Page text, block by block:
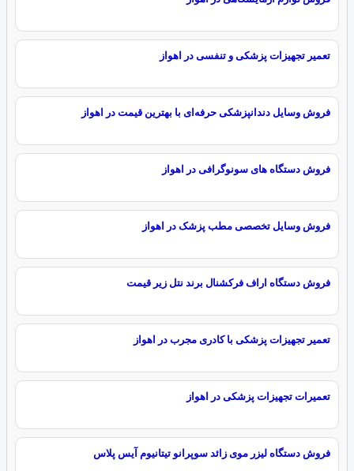
تعمیر تجهیزات پزشکی و تنفسی در اهواز
فروش وسایل دندانپزشکی حرفه‌ای با بهترین قیمت در اهواز
فروش دستگاه های سونوگرافی در اهواز
فروش وسایل تخصصی مطب پزشک در اهواز
فروش دستگاه اراف فرکشنال برند نتل زیر قیمت
تعمیر تجهیزات پزشکی با کادری مجرب در اهواز
تعمیرات تجهیزات پزشکی در اهواز
فروش دستگاه لیزر موی زائد سوپرانو تیتانیوم آیس پلاس